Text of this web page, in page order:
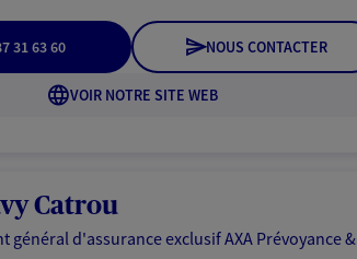
31 63 60 NOUS CONTACTER
VOIR NOTRE SITE WEB
Catrou
général d'assurance exclusif AXA Prévoyance &